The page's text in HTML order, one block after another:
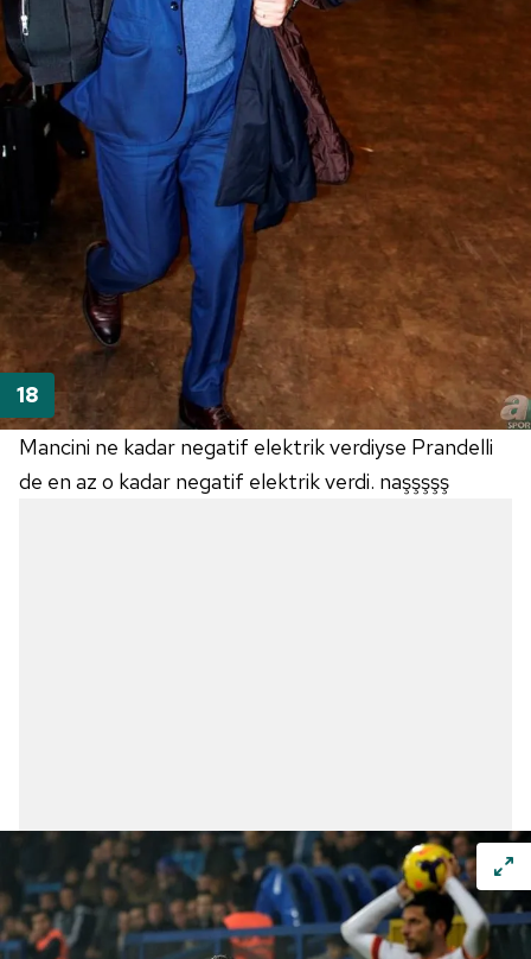
Mancini ne kadar negatif elektrik verdiyse Prandelli
de en az o kadar negatif elektrik verdi. naşşşşş